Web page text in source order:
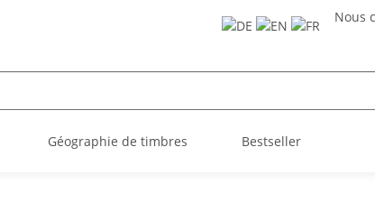
Nous
Géographie de timbres Bestseller